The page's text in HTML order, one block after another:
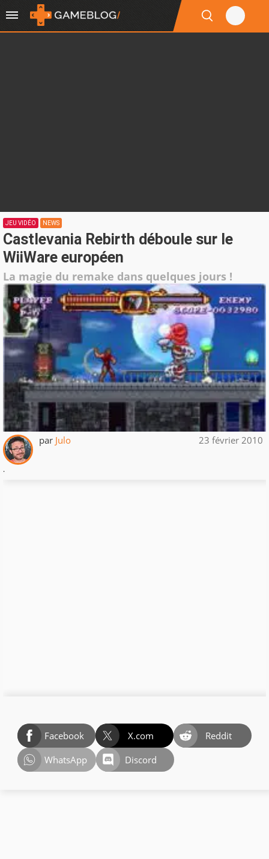
JEU VIDÉO NEWS
Castlevania Rebirth déboule sur le
WiiWare européen
La magie du remake dans quelques jours !
par Julo 23 février 2010
.
Facebook X.com
Reddit
WhatsApp
Discord